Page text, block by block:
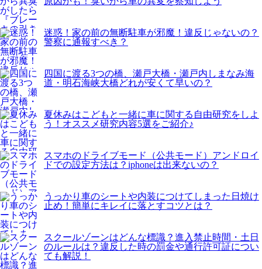
迷惑！家の前の無断駐車が邪魔！違反じゃないの？
警察に通報すべき？
四国に渡る3つの橋、瀬戸大橋・瀬戸内しまなみ海
道・明石海峡大橋どれが安くて早いの？
夏休みはこどもと一緒に車に関する自由研究をしよ
う！オススメ研究内容5選をご紹介♪
スマホのドライブモード（公共モード）アンドロイ
ドでの設定方法は？iphoneは出来ないの？
うっかり車のシートや内装につけてしまった日焼け
止め！簡単にキレイに落とすコツとは？
スクールゾーンはどんな標識？進入禁止時間・土日
のルールは？違反した時の罰金や通行許可証につい
ても解説！